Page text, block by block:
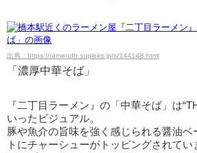
出典：https://ramendb.supleks.jp/s/144148.html
「濃厚中華そば」
『二丁目ラーメン』の「中華そば」は
いったビジュアル。
豚や魚介の旨味を強く感じられる醤油
トにチャーシューがトッピングされてい